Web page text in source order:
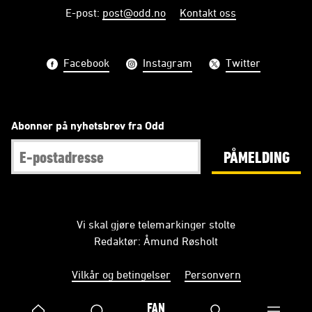
E-post: post@odd.no Kontakt oss
Facebook Instagram Twitter
Abonner på nyhetsbrev fra Odd
PÅMELDING
Vi skal gjøre telemarkinger stolte
Redaktør: Åmund Røsholt
Vilkår og betingelser Personvern